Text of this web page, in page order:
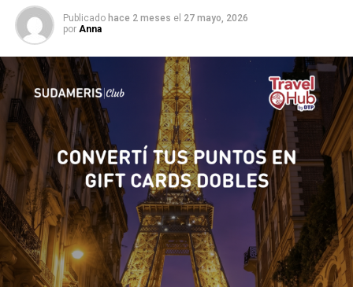
Publicado hace 2 meses el 27 mayo, 2026
por Anna